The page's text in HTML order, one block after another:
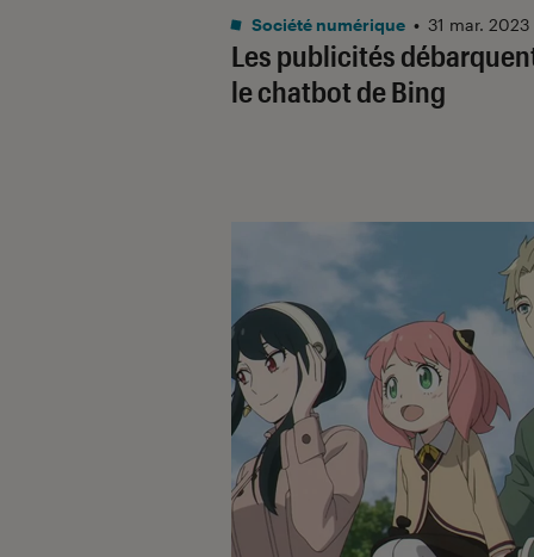
Les publicités
le chatbot de Bing
Société numérique • 31 mar. 2023